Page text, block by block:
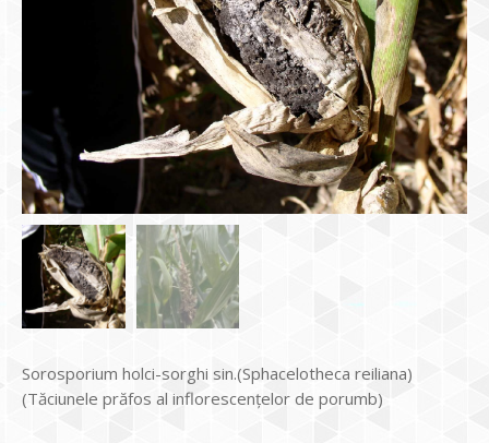
Sorosporium holci-sorghi sin.(Sphacelotheca reiliana)
(Tăciunele prăfos al inflorescențelor de porumb)